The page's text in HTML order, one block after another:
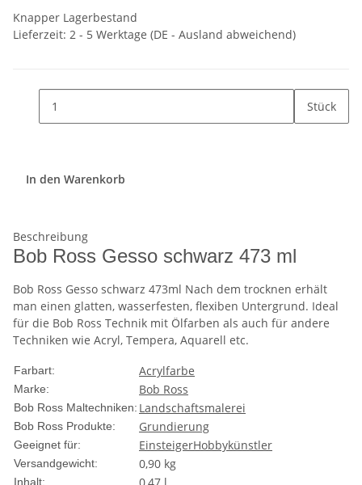
Knapper Lagerbestand
Lieferzeit: 2 - 5 Werktage (DE - Ausland abweichend)
Stück
In den Warenkorb
Beschreibung
Bob Ross Gesso schwarz 473 ml
Bob Ross Gesso schwarz 473ml Nach dem trocknen erhält
man einen glatten, wasserfesten, flexiben Untergrund. Ideal
für die Bob Ross Technik mit Ölfarben als auch für andere
Techniken wie Acryl, Tempera, Aquarell etc.
Farbart: Acrylfarbe
Marke: Bob Ross
Bob Ross Maltechniken: Landschaftsmalerei
Bob Ross Produkte: Grundierung
Geeignet für: EinsteigerHobbykünstler
Versandgewicht: 0,90 kg
Inhalt: